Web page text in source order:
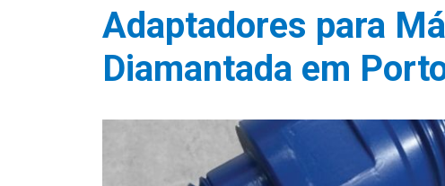
Adaptadores para
Diamantada em